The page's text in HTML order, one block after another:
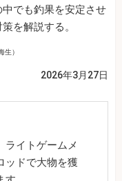
でも釣果を安定させ
を解説する。
生）
2026年3月27日
ライトゲームメ
ッドで大物を獲